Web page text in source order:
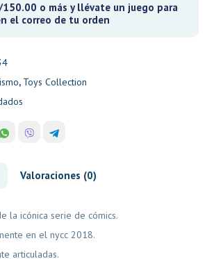
150.00 o más y llévate un juego para
el correo de tu orden
, Toys Collection
Valoraciones (0)
la icónica serie de cómics.
en el nycc 2018.
articuladas.